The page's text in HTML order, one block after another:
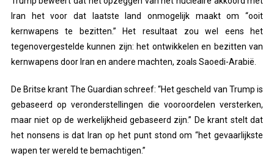
Iran het voor dat laatste land onmogelijk maakt om “ooit
kernwapens te bezitten.” Het resultaat zou wel eens het
tegenovergestelde kunnen zijn: het ontwikkelen en bezitten van
kernwapens door Iran en andere machten, zoals Saoedi-Arabië.
De Britse krant The Guardian schreef: “Het gescheld van Trump is
gebaseerd op veronderstellingen die vooroordelen versterken,
maar niet op de werkelijkheid gebaseerd zijn.” De krant stelt dat
het nonsens is dat Iran op het punt stond om “het gevaarlijkste
wapen ter wereld te bemachtigen.”